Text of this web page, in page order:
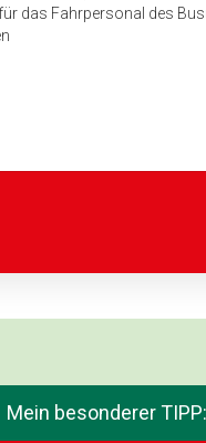
das Fahrpersonal des
Mein besonderer TIPP: